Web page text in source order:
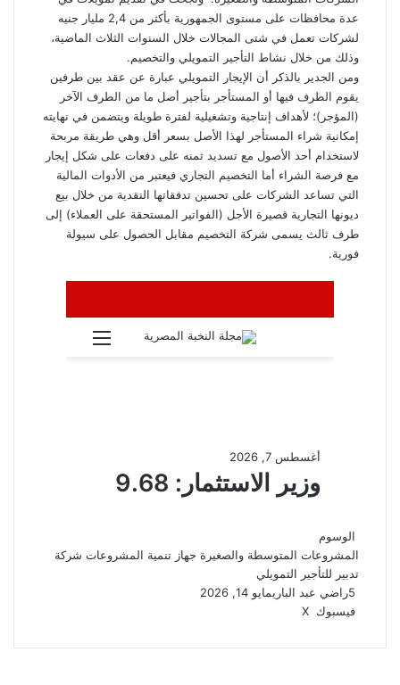
عدة محافظات على مستوى الجمهورية بأكثر من 2,4 مليار جنيه
لشركات تعمل في شتى المجالات خلال السنوات الثلاث الماضية،
وذلك من خلال نشاط التأجير التمويلي والتخصيم.
ومن الجدير بالذكر أن الإيجار التمويلي عبارة عن عقد بين طرفين
يقوم الطرف فيها أو المستأجر بتأجير أصل ما من الطرف الآخر
(المؤجر)؛ لأهداف إنتاجية وتشغيلية لفترة طويلة ويتضمن في نهايته
إمكانية شراء المستأجر لهذا الأصل بسعر أقل وهي طريقة مربحة
لاستخدام أحد الأصول مع تسديد ثمنه على دفعات على شكل إيجار
مع فرصة الشراء أما التخصيم التجاري فيعتبر من الأدوات المالية
التي تساعد الشركات على تحسين تدفقاتها النقدية من خلال بيع
ديونها التجارية قصيرة الأجل (الفواتير المستحقة على العملاء) إلى
طرف ثالث يسمى شركة التخصيم مقابل الحصول على سيولة
فورية.
الوسوم
المشروعات المتوسطة والصغيرة جهاز تنمية المشروعات شركة
تدبير للتأجير التمويلي
راضي عبد الباريمايو 14, 2026
فيسبوك ‫X
البريد